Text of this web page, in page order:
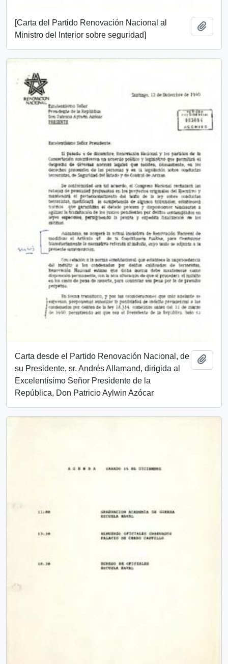
[Carta del Partido Renovación Nacional al
Ministro del Interior sobre seguridad]
Carta desde el Partido Renovación Nacional, de
su Presidente, sr. Andrés Allamand, dirigida al
Excelentísimo Señor Presidente de la
República, Don Patricio Aylwin Azócar